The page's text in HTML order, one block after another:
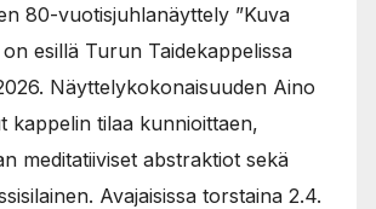
80-vuotisjuhlanäyttely ”Kuva
esillä Turun Taidekappelissa
Näyttelykokonaisuuden Aino
kappelin tilaa kunnioittaen,
meditatiiviset abstraktiot sekä
Avajaisissa torstaina 2.4.